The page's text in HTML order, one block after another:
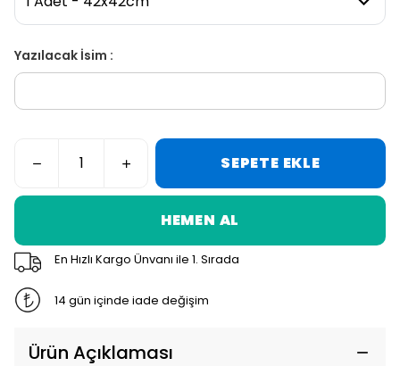
Yazılacak İsim :
SEPETE EKLE
HEMEN AL
En Hızlı Kargo Ünvanı ile 1. Sırada
14 gün içinde iade değişim
Ürün Açıklaması